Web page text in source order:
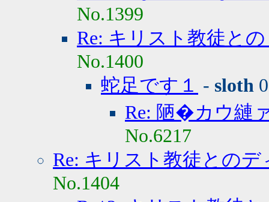
No.1399
Re: キリスト教徒と
No.1400
蛇足です１ - sloth
Re: 陋�カウ縺
No.6217
Re: キリスト教徒とのデ
No.1404